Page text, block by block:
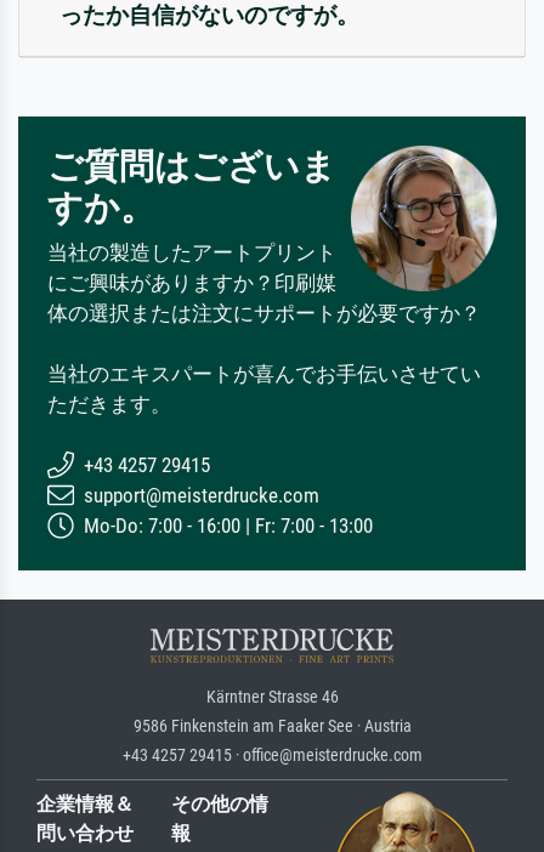
ったか自信がないのですが。
ご質問はございま
すか。
当社の製造したアートプリント
にご興味がありますか？印刷媒
体の選択または注文にサポートが必要ですか？
当社のエキスパートが喜んでお手伝いさせてい
ただきます。
+43 4257 29415
support@meisterdrucke.com
Mo-Do: 7:00 - 16:00 | Fr: 7:00 - 13:00
Kärntner Strasse 46
9586 Finkenstein am Faaker See · Austria
+43 4257 29415 · office@meisterdrucke.com
企業情報＆
問い合わせ
その他の情
報